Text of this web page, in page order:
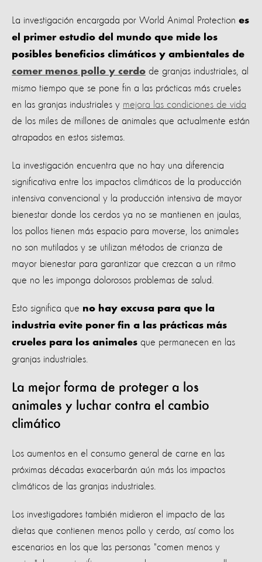
La investigación encargada por World Animal Protection es
el primer estudio del mundo que mide los
posibles beneficios climáticos y ambientales de
comer menos pollo y cerdo de granjas industriales, al
mismo tiempo que se pone fin a las prácticas más crueles
en las granjas industriales y mejora las condiciones de vida
de los miles de millones de animales que actualmente están
atrapados en estos sistemas.
La investigación encuentra que no hay una diferencia
significativa entre los impactos climáticos de la producción
intensiva convencional y la producción intensiva de mayor
bienestar donde los cerdos ya no se mantienen en jaulas,
los pollos tienen más espacio para moverse, los animales
no son mutilados y se utilizan métodos de crianza de
mayor bienestar para garantizar que crezcan a un ritmo
que no les imponga dolorosos problemas de salud.
Esto significa que no hay excusa para que la
industria evite poner fin a las prácticas más
crueles para los animales que permanecen en las
granjas industriales.
La mejor forma de proteger a los
animales y luchar contra el cambio
climático
Los aumentos en el consumo general de carne en las
próximas décadas exacerbarán aún más los impactos
climáticos de las granjas industriales.
Los investigadores también midieron el impacto de las
dietas que contienen menos pollo y cerdo, así como los
escenarios en los que las personas "comen menos y